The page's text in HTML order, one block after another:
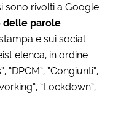
sono rivolti a Google
delle parole
e sui social
elenca, in ordine
“DPCM”, “Congiunti”,
“Lockdown”,